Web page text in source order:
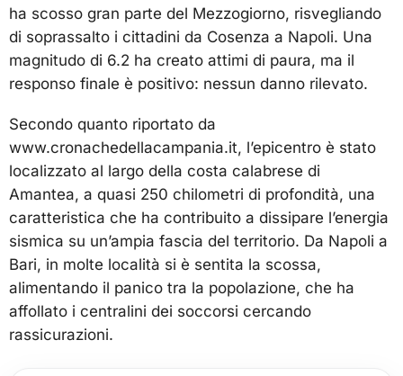
ha scosso gran parte del Mezzogiorno, risvegliando
di soprassalto i cittadini da Cosenza a Napoli. Una
magnitudo di 6.2 ha creato attimi di paura, ma il
responso finale è positivo: nessun danno rilevato.
Secondo quanto riportato da
www.cronachedellacampania.it, l’epicentro è stato
localizzato al largo della costa calabrese di
Amantea, a quasi 250 chilometri di profondità, una
caratteristica che ha contribuito a dissipare l’energia
sismica su un’ampia fascia del territorio. Da Napoli a
Bari, in molte località si è sentita la scossa,
alimentando il panico tra la popolazione, che ha
affollato i centralini dei soccorsi cercando
rassicurazioni.